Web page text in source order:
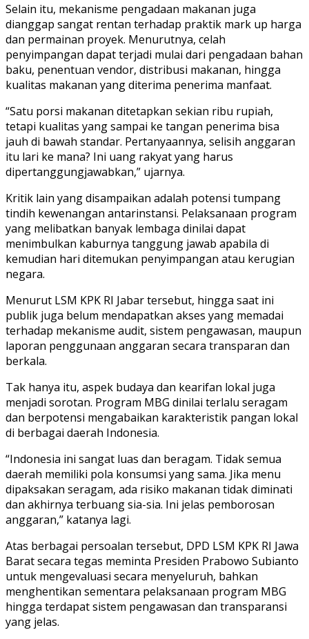
Selain itu, mekanisme pengadaan makanan juga
dianggap sangat rentan terhadap praktik mark up harga
dan permainan proyek. Menurutnya, celah
penyimpangan dapat terjadi mulai dari pengadaan bahan
baku, penentuan vendor, distribusi makanan, hingga
kualitas makanan yang diterima penerima manfaat.
“Satu porsi makanan ditetapkan sekian ribu rupiah,
tetapi kualitas yang sampai ke tangan penerima bisa
jauh di bawah standar. Pertanyaannya, selisih anggaran
itu lari ke mana? Ini uang rakyat yang harus
dipertanggungjawabkan,” ujarnya.
Kritik lain yang disampaikan adalah potensi tumpang
tindih kewenangan antarinstansi. Pelaksanaan program
yang melibatkan banyak lembaga dinilai dapat
menimbulkan kaburnya tanggung jawab apabila di
kemudian hari ditemukan penyimpangan atau kerugian
negara.
Menurut LSM KPK RI Jabar tersebut, hingga saat ini
publik juga belum mendapatkan akses yang memadai
terhadap mekanisme audit, sistem pengawasan, maupun
laporan penggunaan anggaran secara transparan dan
berkala.
Tak hanya itu, aspek budaya dan kearifan lokal juga
menjadi sorotan. Program MBG dinilai terlalu seragam
dan berpotensi mengabaikan karakteristik pangan lokal
di berbagai daerah Indonesia.
“Indonesia ini sangat luas dan beragam. Tidak semua
daerah memiliki pola konsumsi yang sama. Jika menu
dipaksakan seragam, ada risiko makanan tidak diminati
dan akhirnya terbuang sia-sia. Ini jelas pemborosan
anggaran,” katanya lagi.
Atas berbagai persoalan tersebut, DPD LSM KPK RI Jawa
Barat secara tegas meminta Presiden Prabowo Subianto
untuk mengevaluasi secara menyeluruh, bahkan
menghentikan sementara pelaksanaan program MBG
hingga terdapat sistem pengawasan dan transparansi
yang jelas.